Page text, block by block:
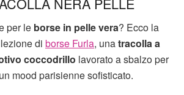
per le borse in pelle vera? Ecco la
di borse Furla, unatracolla a
coccodrillo lavorato a sbalzo per
mood parisienne sofisticato.